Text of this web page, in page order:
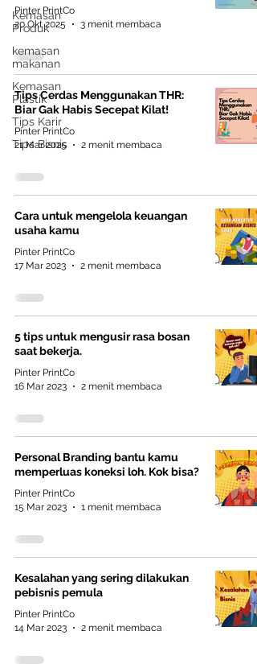
Anda Sebelu
Kemasan
Produk
kemasan
makanan
Kemasan
Plastik
Tips Karir
Tips Bisnis
Pinter PrintCo
20 Okt 2025
3 menit membaca
Tips Cerdas Menggunakan THR:
Biar Gak Habis Secepat Kilat!
Pinter PrintCo
21 Mar 2025
2 menit membaca
Cara untuk mengelola keuangan
usaha kamu
Pinter PrintCo
17 Mar 2023
2 menit membaca
5 tips untuk mengusir rasa bosan
saat bekerja.
Pinter PrintCo
16 Mar 2023
2 menit membaca
Personal Branding bantu kamu
memperluas koneksi loh. Kok bisa?
Pinter PrintCo
15 Mar 2023
1 menit membaca
Kesalahan yang sering dilakukan
pebisnis pemula
Pinter PrintCo
14 Mar 2023
2 menit membaca